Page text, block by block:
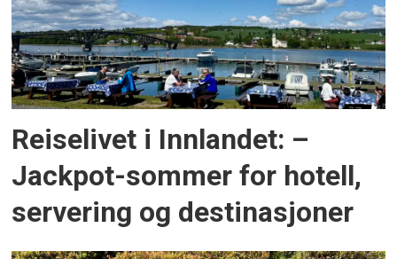
Reiselivet i Innlandet: –
Jackpot-sommer for hotell,
servering og destinasjoner